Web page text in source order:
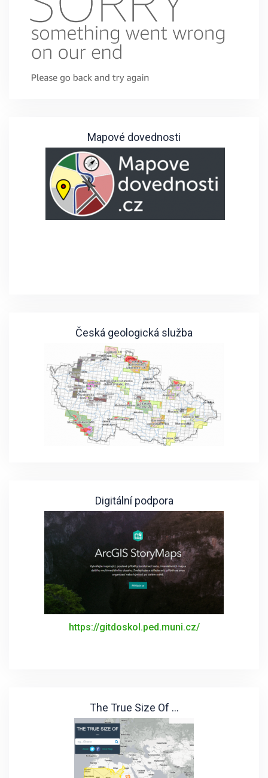
Mapové dovednosti
Česká geologická služba
Digitální podpora
https://gitdoskol.ped.muni.cz/
The True Size Of ...